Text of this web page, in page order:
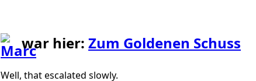
war hier: Zum Goldenen Schuss
Well, that escalated slowly.